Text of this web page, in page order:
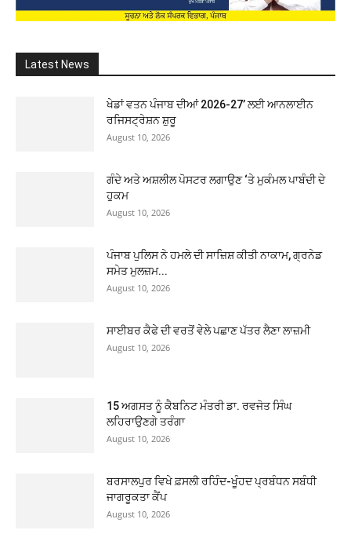
Latest News
ਖੇਡਾਂ ਵਤਨ ਪੰਜਾਬ ਦੀਆਂ 2026-27’ ਲਈ ਆਨਲਾਈਨ
ਰਜਿਸਟ੍ਰੇਸ਼ਨ ਸ਼ੁਰੂ
August 10, 2026
ਗੰਦੇ ਅਤੇ ਅਸ਼ਲੀਲ ਪੋਸਟਰ ਲਗਾਉਣ ‘ਤੇ ਮੁਕੰਮਲ ਪਾਬੰਦੀ ਦੇ
ਹੁਕਮ
August 10, 2026
ਪੰਜਾਬ ਪੁਲਿਸ ਨੇ ਹਮਲੇ ਦੀ ਸਾਜ਼ਿਸ਼ ਕੀਤੀ ਨਾਕਾਮ, ਗ੍ਰਨੇਡ
ਸਮੇਤ ਮੁਲਜ਼ਮ...
August 10, 2026
ਸਾਈਬਰ ਕੈਫੇ ਦੀ ਵਰਤੋਂ ਵੇਲੇ ਪਛਾਣ ਪੱਤਰ ਲੈਣਾ ਲਾਜ਼ਮੀ
August 10, 2026
15 ਅਗਸਤ ਨੂੰ ਕੈਬਨਿਟ ਮੰਤਰੀ ਡਾ. ਰਵਜੋਤ ਸਿੰਘ
ਲਹਿਰਾਉਣਗੇ ਤਰੰਗਾ
August 10, 2026
ਬਰਸਾਲਪੁਰ ਵਿਖੇ ਫ਼ਸਲੀ ਰਹਿੰਦ-ਖੂੰਹਦ ਪ੍ਰਬੰਧਨ ਸਬੰਧੀ
ਜਾਗਰੂਕਤਾ ਕੈਂਪ
August 10, 2026